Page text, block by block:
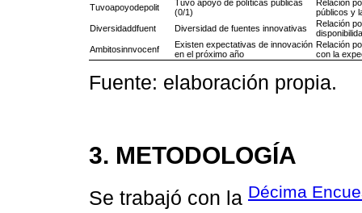
Tuvoapoyodepolit
Tuvo apoyo de políticas públicas
(0/1)
Relación
públicos y
Diversidaddfuent
Diversidad de fuentes innovativas
Relación
Ambitosinnvocenf
Existen expectativas de innovación
en el próximo año
Relación
con la
Fuente: elaboración propia.
3. METODOLOGÍA
Se trabajó con la Décima